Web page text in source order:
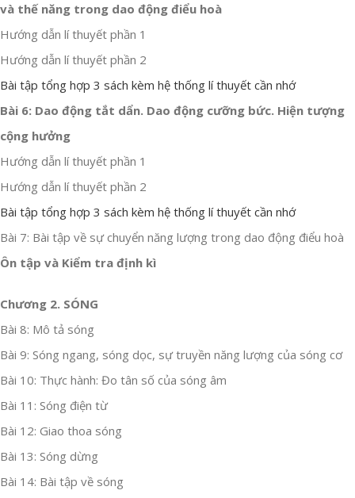
và thế năng trong dao động điểu hoà
Hướng dẫn lí thuyết phần 1
Hướng dẫn lí thuyết phần 2
Bài tập tổng hợp 3 sách kèm hệ thống lí thuyết cần nhớ
Bài 6: Dao động tắt dẩn. Dao động cưỡng bức. Hiện tượng
cộng hưởng
Hướng dẫn lí thuyết phần 1
Hướng dẫn lí thuyết phần 2
Bài tập tổng hợp 3 sách kèm hệ thống lí thuyết cần nhớ
Bài 7: Bài tập về sự chuyển năng lượng trong dao động điểu hoà
Ôn tập và Kiểm tra định kì
Chương 2. SÓNG
Bài 8: Mô tả sóng
Bài 9: Sóng ngang, sóng dọc, sự truyền năng lượng của sóng cơ
Bài 10: Thực hành: Đo tân số của sóng âm
Bài 11: Sóng điện từ
Bài 12: Giao thoa sóng
Bài 13: Sóng dừng
Bài 14: Bài tập về sóng